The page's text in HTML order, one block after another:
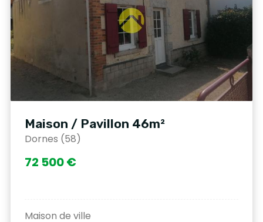
Maison / Pavillon 46m²
Dornes (58)
72 500 €
Maison de ville